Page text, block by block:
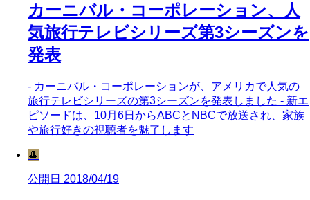
カーニバル・コーポレーション、人
気旅行テレビシリーズ第3シーズンを
発表
- カーニバル・コーポレーションが、アメリカで人気の
旅行テレビシリーズの第3シーズンを発表しました - 新エ
ピソードは、10月6日からABCとNBCで放送され、家族
や旅行好きの視聴者を魅了します
🎩
公開日 2018/04/19